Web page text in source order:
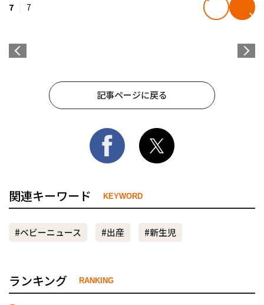
7 7
記事ページに戻る
関連キーワード KEYWORD
#ベビーニュース #出産 #新生児
ランキング RANKING